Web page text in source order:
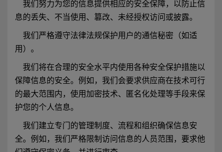
我们努力为您的信息提供相应的安全保障，以防止信
息的丢失、不当使用、篡改、未经授权访问或披露。
我们严格遵守法律法规保护用户的通信秘密（如适
用）。
我们将在合理的安全水平内使用各种安全保护措施以
保障信息的安全。例如，我们会要求供应商在技术可行
的最大范围内，使用加密技术、匿名化处理等手段来保
护您的个人信息。
我们建立专门的管理制度、流程和组织确保信息安
全。例如，我们严格限制访问信息的人员范围，要求他